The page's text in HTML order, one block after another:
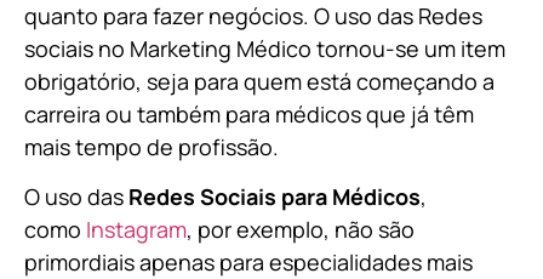
quanto para fazer negócios. O uso das Redes
sociais no Marketing Médico tornou-se um item
obrigatório, seja para quem está começando a
carreira ou também para médicos que já têm
mais tempo de profissão.
O uso das Redes Sociais para Médicos,
como Instagram, por exemplo, não são
primordiais apenas para especialidades mais